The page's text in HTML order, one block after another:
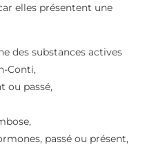
elles présentent une
des substances actives
Conti,
ou passé,
passé ou présent,